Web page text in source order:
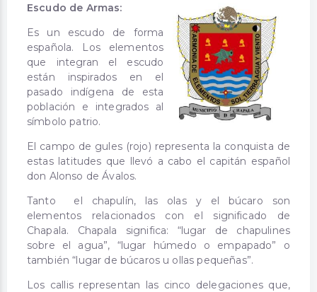
Escudo de Armas:
Es un escudo de forma
española. Los elementos
que integran el escudo
están inspirados en el
pasado indígena de esta
población e integrados al
símbolo patrio.
El campo de gules (rojo) representa la conquista de
estas latitudes que llevó a cabo el capitán español
don Alonso de Ávalos.
Tanto el chapulín, las olas y el búcaro son
elementos relacionados con el significado de
Chapala. Chapala significa: “lugar de chapulines
sobre el agua”, “lugar húmedo o empapado” o
también “lugar de búcaros u ollas pequeñas”.
Los callis representan las cinco delegaciones que,